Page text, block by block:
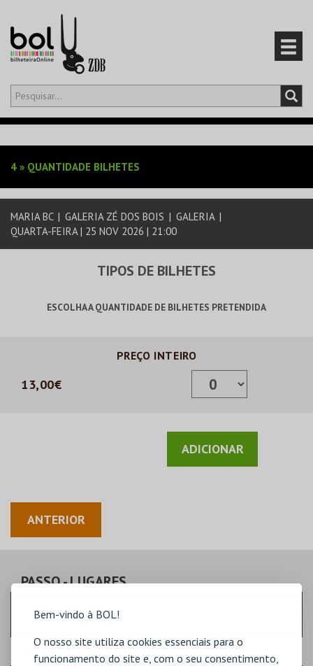
Bem-vindo à BOL!
O nosso site utiliza cookies essenciais para o
funcionamento do site e, com o seu consentimento,
Olá,iniciar sessão
EVENTOS
CARTÕES
4 » QUANTIDADE BILHETES
MARIA BC | GALERIA ZÉ DOS BOIS | GALERIA |
QUARTA-FEIRA | 25 NOV 2026 | 21:00
TIPOS DE BILHETES
ESCOLHA A QUANTIDADE DE BILHETES PRETENDIDA
PREÇO INTEIRO
13,00€
ANTERIOR
PASSO- LUGARES
Escolha a quantidade de bilhetes que pretende
PASSO- SECTOR